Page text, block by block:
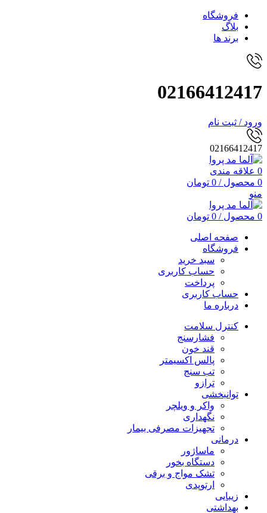
فروشگاه
بلاگ
برند ها
02166412417
ورود / ثبت نام
02166412417
0 علاقه مندی
0 محصول /
0 تومان
منو
0 محصول /
0 تومان
صفحه اصلی
فروشگاه
سبد خرید
حساب کاربری
پرداخت
حساب کاربری
درباره ما
کنترل سلامت
فشارسنج
قند خون
پالس اکسیمتر
تب سنج
ترازو
توانبخشی
واکر و ویلچر
نگهداری
تجهیزات مصرفی بیمار
درمانی
ماساژور
دستگاه بخور
تشک مواج و برقی
ارتوپدی
زیبایی
بهداشتی